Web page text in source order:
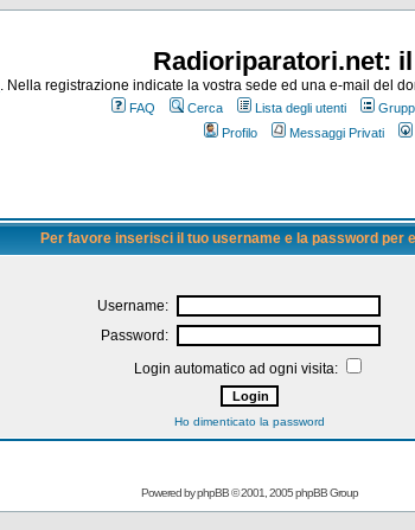
Radioriparatori.net:
. Nella registrazione indicate la vostra sede ed una e-mail del
FAQ Cerca Lista degli utenti
Profilo
Messaggi Privati
Per favore inserisci il tuo username e la password per
Username:
Password:
Login automatico ad ogni visita:
Ho dimenticato la password
Powered byphpBB© 2001, 2005 phpBB Group